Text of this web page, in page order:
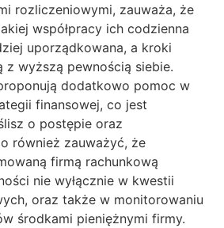
rozliczeniowymi, zauważa, że
współpracy ich codzienna
uporządkowana, a kroki
z wyższą pewnością siebie.
dodatkowo pomoc w
finansowej, co jest
o postępie oraz
również zauważyć, że
firmą rachunkową
nie wyłącznie w kwestii
oraz także w monitorowaniu
środkami pieniężnymi firmy.